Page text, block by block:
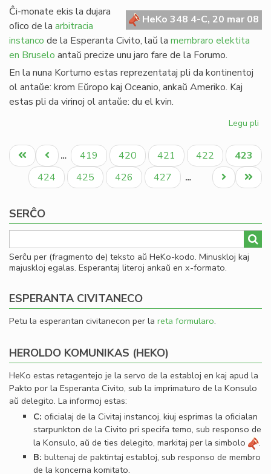
HeKo 348 4-C, 20 mar 08
Ĉi-monate ekis la dujara
oﬁco de la arbitracia
instanco de la Esperanta Civito, laŭ la membraro elektita
en Bruselo antaŭ precize unu jaro fare de la Forumo.
En la nuna Kortumo estas reprezentataj pli da kontinentoj
ol antaŭe: krom Eŭropo kaj Oceanio, ankaŭ Ameriko. Kaj
estas pli da virinoj ol antaŭe: du el kvin.
Legu pli
la
Pagination
Unua
paĝo
Antaŭa
paĝo
… Paĝo
419 Paĝo
420 Paĝo
421 Paĝo
422
Aktuala
paĝo
423
Paĝo
424 Paĝo
425 Paĝo
426 Paĝo
427 …
Last
page
Next
page
SERĈO
Serĉu per (fragmento de) teksto aŭ HeKo-kodo. Minuskloj kaj
majuskloj egalas. Esperantaj literoj ankaŭ en x-formato.
ESPERANTA CIVITANECO
Petu la esperantan civitanecon per la reta formularo.
HEROLDO KOMUNIKAS (HEKO)
HeKo estas retagentejo je la servo de la establoj en kaj apud la
Pakto por la Esperanta Civito, sub la imprimaturo de la Konsulo
aŭ delegito. La informoj estas:
C: oﬁcialaj de la Civitaj instancoj, kiuj esprimas la oﬁcialan
starpunkton de la Civito pri specifa temo, sub responso de
la Konsulo, aŭ de ties delegito, markitaj per la simbolo
.
B: bultenaj de paktintaj establoj, sub responso de membro
de la koncerna komitato.